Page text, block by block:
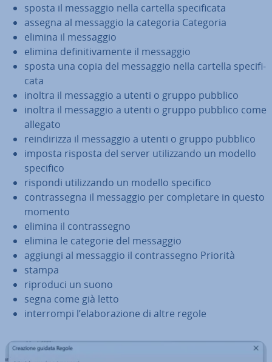
sposta il messaggio nella cartella spe­ci­fi­ca­ta
assegna al messaggio la categoria Categoria
elimina il messaggio
elimina de­fi­ni­ti­va­men­te il messaggio
sposta una copia del messaggio nella cartella spe­ci­fi­
ca­ta
inoltra il messaggio a utenti o gruppo pubblico
inoltra il messaggio a utenti o gruppo pubblico come
allegato
rein­di­riz­za il messaggio a utenti o gruppo pubblico
imposta risposta del server uti­liz­zan­do un modello
specifico
rispondi uti­liz­zan­do un modello specifico
con­tras­se­gna il messaggio per com­ple­ta­re in questo
momento
elimina il con­tras­se­gno
elimina le categorie del messaggio
aggiungi al messaggio il con­tras­se­gno Priorità
stampa
riproduci un suono
segna come già letto
in­ter­rom­pi l’ela­bo­ra­zio­ne di altre regole